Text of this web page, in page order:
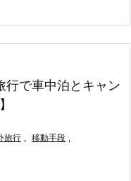
行で車中泊とキャン
旅行 , 移動手段 ,